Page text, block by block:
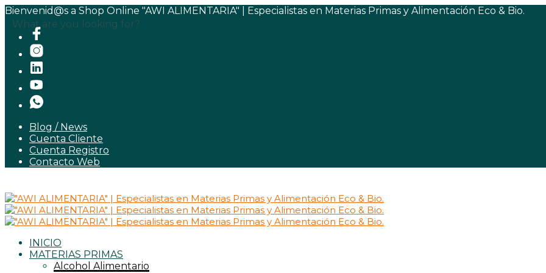
Bienvenid@s a Shop Online "AWI ALIMENTARIA" | Especialistas en Materias Primas y Alimentación Eco & Bio.
Blog / News
Cuenta Cliente
Cuenta Registro
Contacto Web
INICIO
MATERIAS PRIMAS
Alcohol Alimentario
What are you looking for?